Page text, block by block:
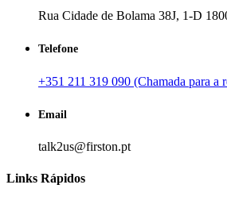
Rua Cidade de Bolama 38J, 1-D
Telefone
+351 211 319 090 (Chamada para a
Email
talk2us@firston.pt
Links Rápidos